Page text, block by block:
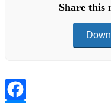
Share this